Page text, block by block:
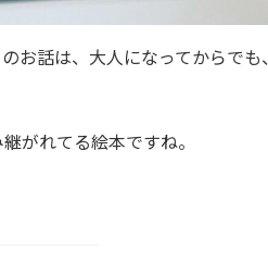
お話は、大人になってからで
がれてる絵本ですね。